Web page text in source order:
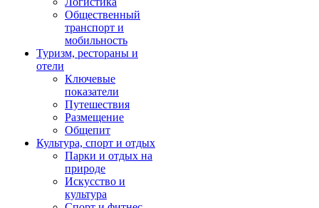
Общественный
транспорт и
мобильность
Туризм, рестораны и
отели
Ключевые
показатели
Путешествия
Размещение
Общепит
Культура, спорт и отдых
Парки и отдых на
природе
Искусство и
культура